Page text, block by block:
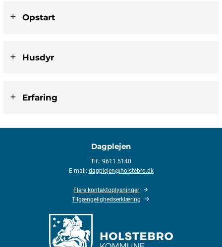
Opstart
Husdyr
Erfaring
Dagplejen
Tlf.: 9611 5140
E-mail: dagplejen@holstebro.dk
Flere kontaktoplysninger
Tilgængelighedserklæring